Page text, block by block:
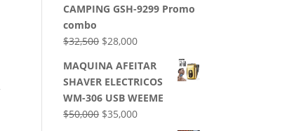
CAMPING GSH-9299 Promo
combo
$32,500 El
original
era:
$32,500.
$28,000El
actual
es:
$28,000.
MAQUINA AFEITAR
SHAVER ELECTRICOS
WM-306 USB WEEME
$50,000 El
$35,000El